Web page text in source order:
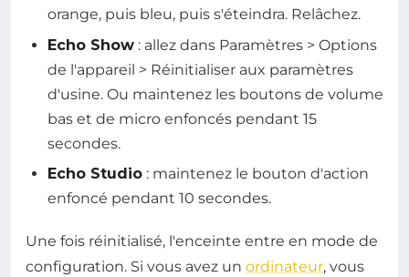
orange, puis bleu, puis s'éteindra. Relâchez.
Echo Show : allez dans Paramètres > Options
de l'appareil > Réinitialiser aux paramètres
d'usine. Ou maintenez les boutons de volume
bas et de micro enfoncés pendant 15
secondes.
Echo Studio : maintenez le bouton d'action
enfoncé pendant 10 secondes.
Une fois réinitialisé, l'enceinte entre en mode de
configuration. Si vous avez un ordinateur, vous